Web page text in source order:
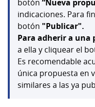
botón “Nueva
indicaciones. Para
botón "Publicar".
Para adherir a una
a ella y cliquear el
Es recomendable
única propuesta en
similares a las ya